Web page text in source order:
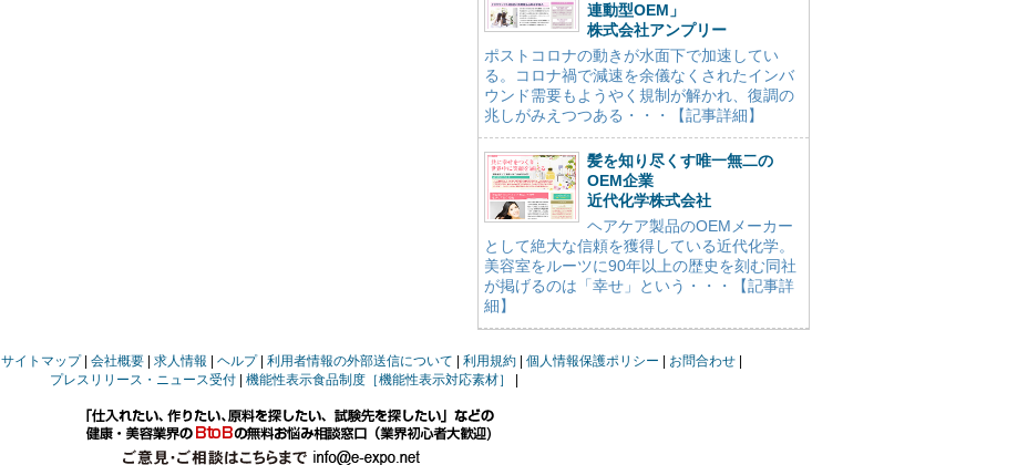
連動型OEM」
株式会社アンプリー
ポストコロナの動きが水面下で加速してい
る。コロナ禍で減速を余儀なくされたインバ
ウンド需要もようやく規制が解かれ、復調の
兆しがみえつつある・・・【記事詳細】
髪を知り尽くす唯一無二の
OEM企業
近代化学株式会社
ヘアケア製品のOEMメーカー
として絶大な信頼を獲得している近代化学。
美容室をルーツに90年以上の歴史を刻む同社
が掲げるのは「幸せ」という・・・【記事詳
細】
サイトマップ 会社概要 求人情報 ヘルプ 利用者情報の外部送信について 利用規約 個人情報保護ポリシー
お問合わせ
プレスリリース・ニュース受付
機能性表示食品制度［機能性表示対応素材］